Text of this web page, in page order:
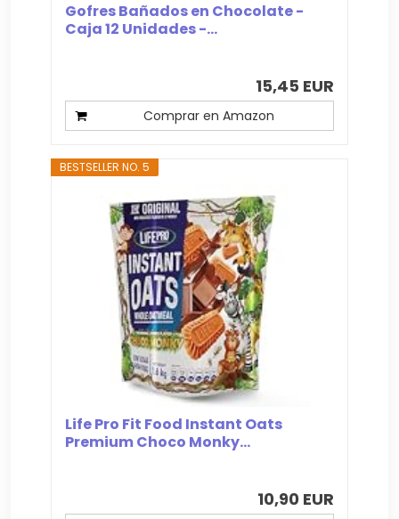
Gofres Bañados en Chocolate -
Caja 12 Unidades -...
15,45 EUR
Comprar en Amazon
BESTSELLER NO. 5
Life Pro Fit Food Instant Oats
Premium Choco Monky...
10,90 EUR